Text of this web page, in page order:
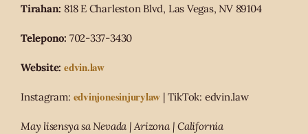
Tirahan: 818 E Charleston Blvd, Las Vegas, NV 89104
Telepono: 702-337-3430
Website: edvin.law
Instagram: edvinjonesinjurylaw | TikTok: edvin.law
May lisensya sa Nevada | Arizona | California